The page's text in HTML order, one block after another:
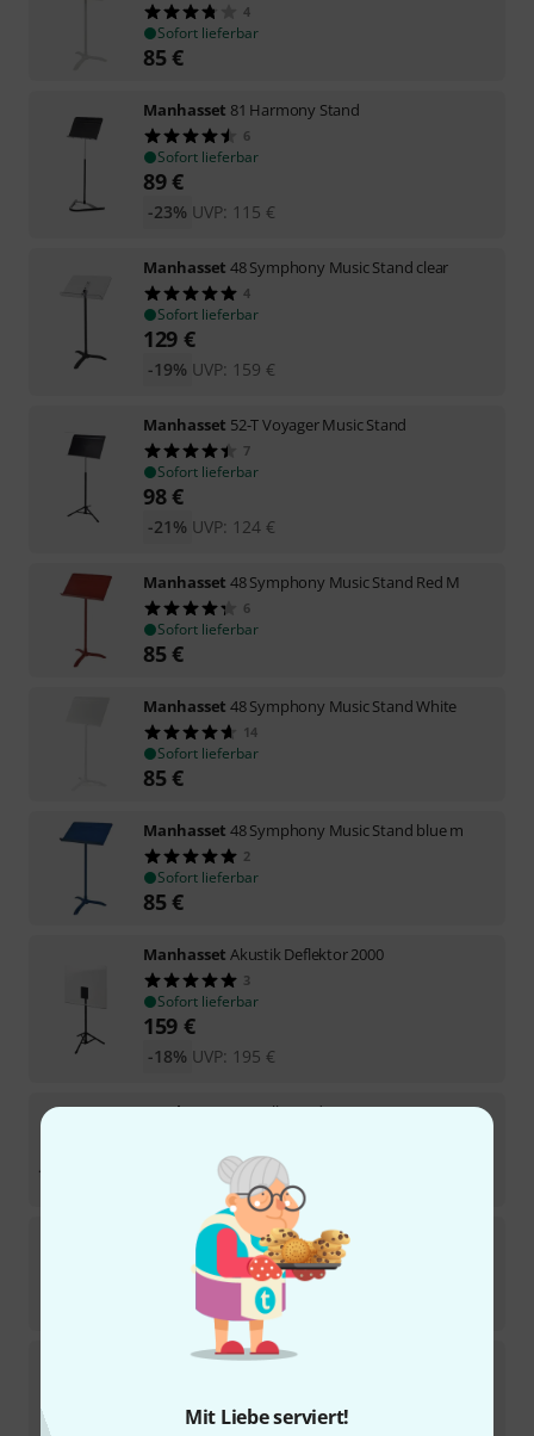
Mit Liebe serviert!
4
Sofort lieferbar
85€
Manhasset 81 Harmony Stand
6
Sofort lieferbar
89€
UVP: 115 €
-23%
Manhasset 48 Symphony Music Stand clear
4
Sofort lieferbar
129 €
UVP: 159 €
-19%
Manhasset 52-T Voyager Music Stand
7
Sofort lieferbar
98€
UVP: 124 €
-21%
Manhasset 48 Symphony Music Stand Red M
6
Sofort lieferbar
85€
Manhasset 48 Symphony Music Stand White
14
Sofort lieferbar
85€
Manhasset 48 Symphony Music Stand blue m
2
Sofort lieferbar
85€
Manhasset Akustik Deflektor 2000
3
Sofort lieferbar
159 €
UVP: 195 €
-18%
Manhasset56 Wall Stand
Sofort lieferbar
Manhasset48 Symphony Music Stand Gold
3
Sofort lieferbar
Manhasset49 Directors Stand
Sofort lieferbar